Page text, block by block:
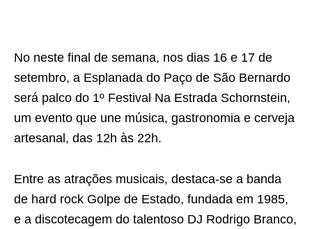
No neste final de semana, nos dias 16 e 17 de
setembro, a Esplanada do Paço de São Bernardo
será palco do 1º Festival Na Estrada Schornstein,
um evento que une música, gastronomia e cerveja
artesanal, das 12h às 22h.
Entre as atrações musicais, destaca-se a banda
de hard rock Golpe de Estado, fundada em 1985,
e a discotecagem do talentoso DJ Rodrigo Branco,